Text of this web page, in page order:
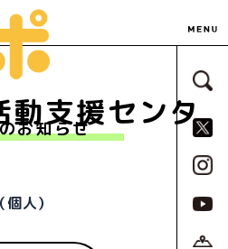
動支援センタ
サ
お知らせ
人）